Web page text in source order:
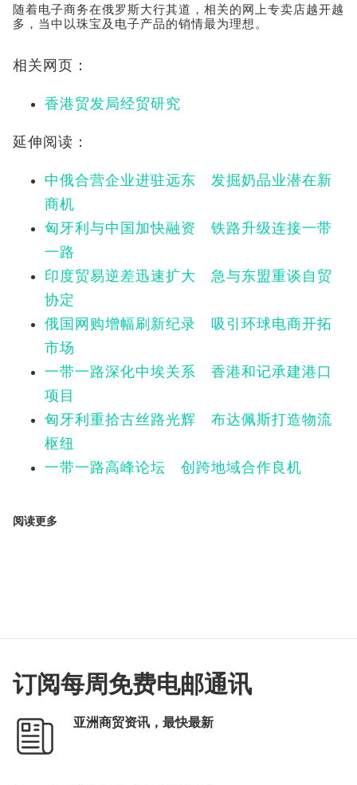
随着电子商务在俄罗斯大行其道，相关的网上专卖店越开越
多，当中以珠宝及电子产品的销情最为理想。
相关网页：
香港贸发局经贸研究
延伸阅读：
中俄合营企业进驻远东 发掘奶品业潜在新
商机
匈牙利与中国加快融资 铁路升级连接一带
一路
印度贸易逆差迅速扩大 急与东盟重谈自贸
协定
俄国网购增幅刷新纪录 吸引环球电商开拓
市场
一带一路深化中埃关系 香港和记承建港口
项目
匈牙利重拾古丝路光辉 布达佩斯打造物流
枢纽
一带一路高峰论坛 创跨地域合作良机
阅读更多
订阅每周免费电邮通讯
亚洲商贸资讯，最快最新